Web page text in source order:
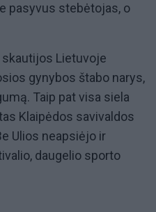
pasyvus stebėtojas, o
skautijos Lietuvoje
gynybos štabo narys,
Taip pat visa siela
Klaipėdos savivaldos
Ulios neapsiėjo ir
daugelio sporto